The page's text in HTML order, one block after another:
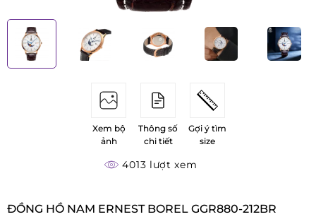
Xem bộ
ảnh
Thông số
chi tiết
Gợi ý tìm
size
4013 lượt xem
ĐỒNG HỒ NAM ERNEST BOREL GGR880-212BR